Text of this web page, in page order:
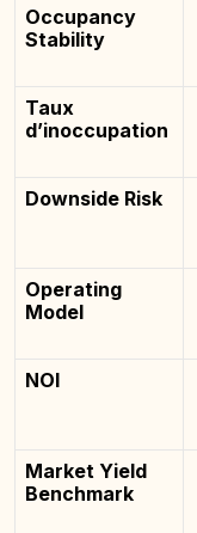
Occupancy
Stability
Taux
d’inoccupation
Downside Risk
Operating
Model
NOI
Market Yield
Benchmark